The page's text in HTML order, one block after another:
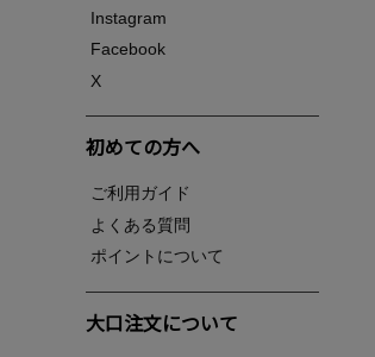
Instagram
Facebook
X
初めての方へ
ご利用ガイド
よくある質問
ポイントについて
大口注文について